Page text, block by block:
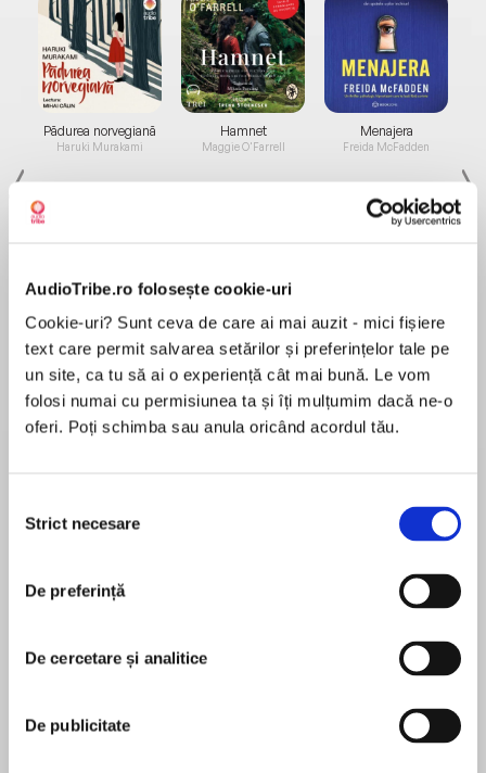
AudioTribe.ro folosește cookie-uri
Cookie-uri? Sunt ceva de care ai mai auzit - mici fișiere
text care permit salvarea setărilor și preferințelor tale pe
un site, ca tu să ai o experiență cât mai bună. Le vom
folosi numai cu permisiunea ta și îți mulțumim dacă ne-o
oferi. Poți schimba sau anula oricând acordul tău.
consimțământului
Strict necesare
De preferință
De cercetare și analitice
De publicitate
Pădurea norvegiană
Haruki Murakami
Elita de Argint (Elita
de...
Dani Francis
Hamnet
Maggie O'Farrell
Diavolul se îmbracă de
la...
Lauren Weisberger
Menajera
Freida McFadden
Migdală
Sohn Won-pyung
Mirela Oprea decide s-o ajute pe Mădălina
trăiește; mobilizează un grup de zeci de
episoade despre dragoste, sărăcie și costurile
altruismului. Este produs de DoR și documentat
În acest moment nu există recenzii